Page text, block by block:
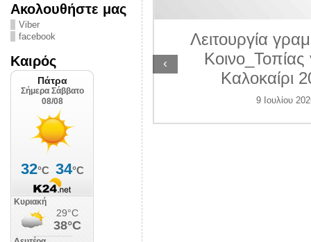
Ακολουθήστε μας
Viber
facebook
Καιρός
2026
Λειτουργία
Κοινο_Τοπίας
Καλοκαίρι
9 Ιουλίου
‹